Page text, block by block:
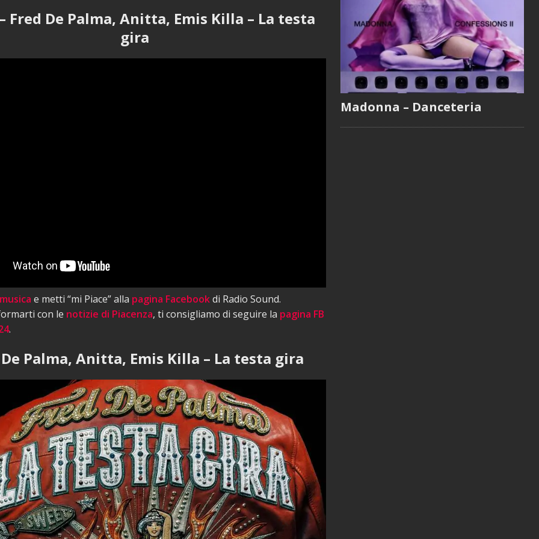
Fred De Palma, Anitta, Emis Killa – La testa
gira
e metti “mi Piace” alla pagina Facebookdi Radio Sound.
con le notizie di Piacenza, ti consigliamo di seguire la pagina FB
.
Palma, Anitta, Emis Killa – La testa gira
Madonna – Danceteria